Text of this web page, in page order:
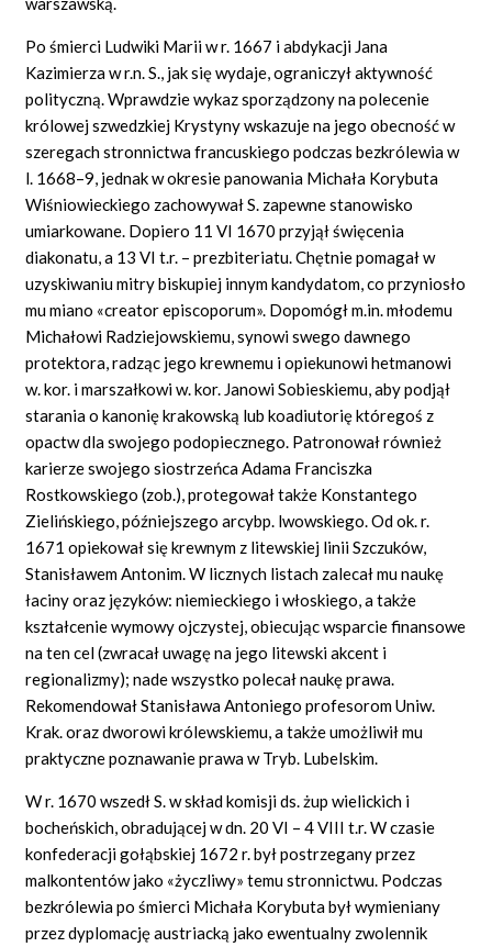
Po śmierci Ludwiki Marii w r. 1667 i abdykacji Jana
Kazimierza w r.n. S., jak się wydaje, ograniczył aktywność
polityczną. Wprawdzie wykaz sporządzony na polecenie
królowej szwedzkiej Krystyny wskazuje na jego obecność w
szeregach stronnictwa francuskiego podczas bezkrólewia w
l. 1668–9, jednak w okresie panowania Michała Korybuta
Wiśniowieckiego zachowywał S. zapewne stanowisko
umiarkowane. Dopiero 11 VI 1670 przyjął święcenia
diakonatu, a 13 VI t.r. – prezbiteriatu. Chętnie pomagał w
uzyskiwaniu mitry biskupiej innym kandydatom, co przyniosło
mu miano «creator episcoporum». Dopomógł m.in. młodemu
Michałowi Radziejowskiemu, synowi swego dawnego
protektora, radząc jego krewnemu i opiekunowi hetmanowi
w. kor. i marszałkowi w. kor. Janowi Sobieskiemu, aby podjął
starania o kanonię krakowską lub koadiutorię któregoś z
opactw dla swojego podopiecznego. Patronował również
karierze swojego siostrzeńca Adama Franciszka
Rostkowskiego (zob.), protegował także Konstantego
Zielińskiego, późniejszego arcybp. lwowskiego. Od ok. r.
1671 opiekował się krewnym z litewskiej linii Szczuków,
Stanisławem Antonim. W licznych listach zalecał mu naukę
łaciny oraz języków: niemieckiego i włoskiego, a także
kształcenie wymowy ojczystej, obiecując wsparcie finansowe
na ten cel (zwracał uwagę na jego litewski akcent i
regionalizmy); nade wszystko polecał naukę prawa.
Rekomendował Stanisława Antoniego profesorom Uniw.
Krak. oraz dworowi królewskiemu, a także umożliwił mu
praktyczne poznawanie prawa w Tryb. Lubelskim.
W r. 1670 wszedł S. w skład komisji ds. żup wielickich i
bocheńskich, obradującej w dn. 20 VI – 4 VIII t.r. W czasie
konfederacji gołąbskiej 1672 r. był postrzegany przez
malkontentów jako «życzliwy» temu stronnictwu. Podczas
bezkrólewia po śmierci Michała Korybuta był wymieniany
przez dyplomację austriacką jako ewentualny zwolennik